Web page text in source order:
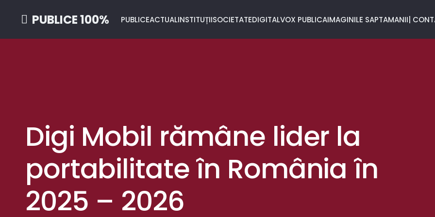
PUBLICE 100% PUBLICEACTUALINSTITUȚIISOCIETATEDIGITALVOX PUBLICAIMAGINILE SAPTAMANII|
Digi Mobil rămâne lider la
portabilitate în România în
2025 – 2026